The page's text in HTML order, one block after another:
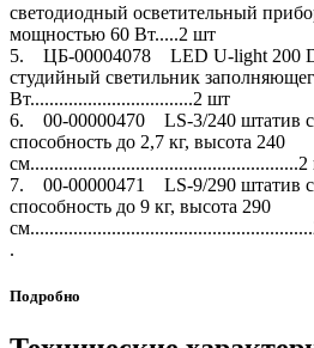
светодиодный осветительный
мощностью 60 Вт.....2 шт
5. ЦБ-00004078 LED U-light 200
студийный светильник
Вт..................................2 шт
6. 00-00000470 LS-3/240 штатив
способность до 2,7 кг, высота 240
7. 00-00000471 LS-9/290 штатив
способность до 9 кг, высота 290
.
Подробно